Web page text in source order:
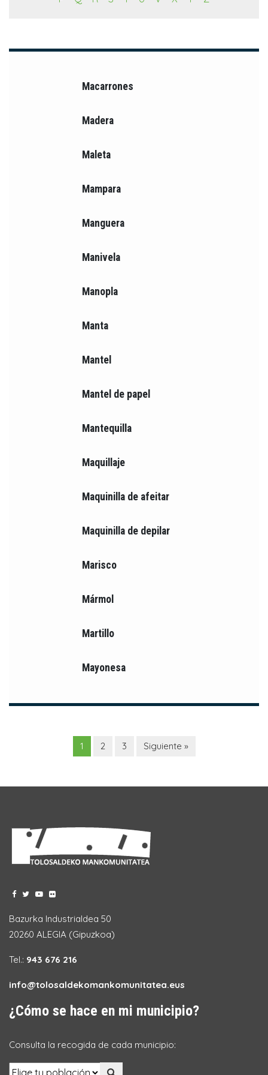
Macarrones
Madera
Maleta
Mampara
Manguera
Manivela
Manopla
Manta
Mantel
Mantel de papel
Mantequilla
Maquillaje
Maquinilla de afeitar
Maquinilla de depilar
Marisco
Mármol
Martillo
Mayonesa
1 2 3 Siguiente »
Bazurka Industrialdea 50
20260 ALEGIA (Gipuzkoa)
Tel.: 943 676 216
info@tolosaldekomankomunitatea.eus
¿Cómo se hace en mi municipio?
Consulta la recogida de cada municipio: